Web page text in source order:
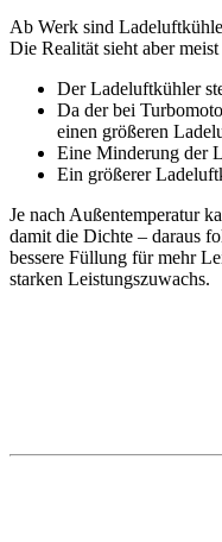
Ab Werk sind
Die Realität sieht aber
Der Ladeluftkühler
Da der bei
einen größeren
Eine Minderung der
Ein größerer
Je nach Außentemperatur
damit die Dichte – daraus
bessere Füllung für mehr
starken Leistungszuwachs.